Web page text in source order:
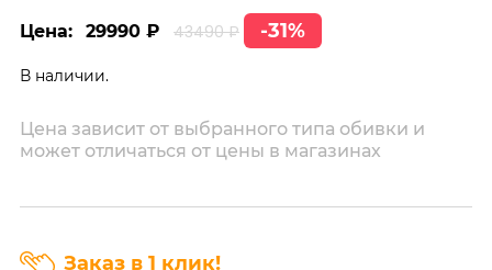
Цена: 29990 ₽ 43490 ₽ -31%
В наличии.
Цена зависит от выбранного типа обивки и
может отличаться от цены в магазинах
Заказ в 1 клик!